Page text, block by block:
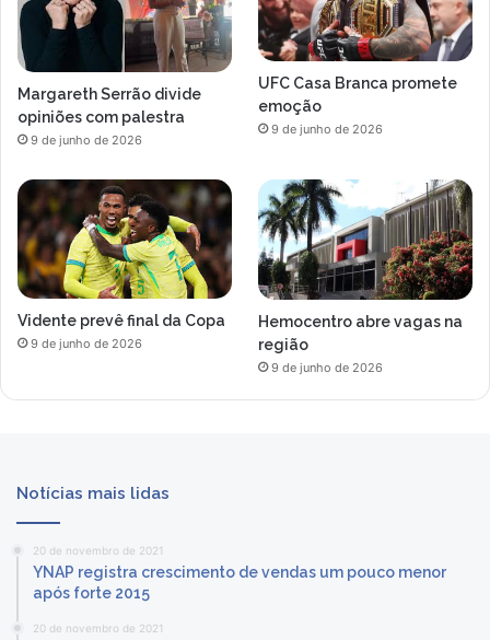
Margareth Serrão divide
opiniões com palestra
9 de junho de 2026
UFC Casa Branca promete
emoção
9 de junho de 2026
Vidente prevê final da Copa
9 de junho de 2026
Hemocentro abre vagas na
região
9 de junho de 2026
Notícias mais lidas
20 de novembro de 2021
YNAP registra crescimento de vendas um pouco menor
após forte 2015
20 de novembro de 2021